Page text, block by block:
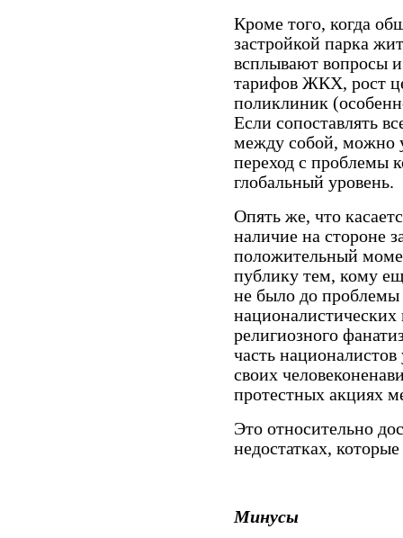
Кроме того, когда
застройкой парка
всплывают вопросы
тарифов ЖКХ, рост
поликлиник
Если сопоставлять
между собой, можно
переход с проблемы
глобальный уровень.
Опять же, что
наличие на стороне
положительный
публику тем, кому
не было до проблемы
религиозного
часть
своих
протестных акциях
Это относительно
недостатках,
Минусы